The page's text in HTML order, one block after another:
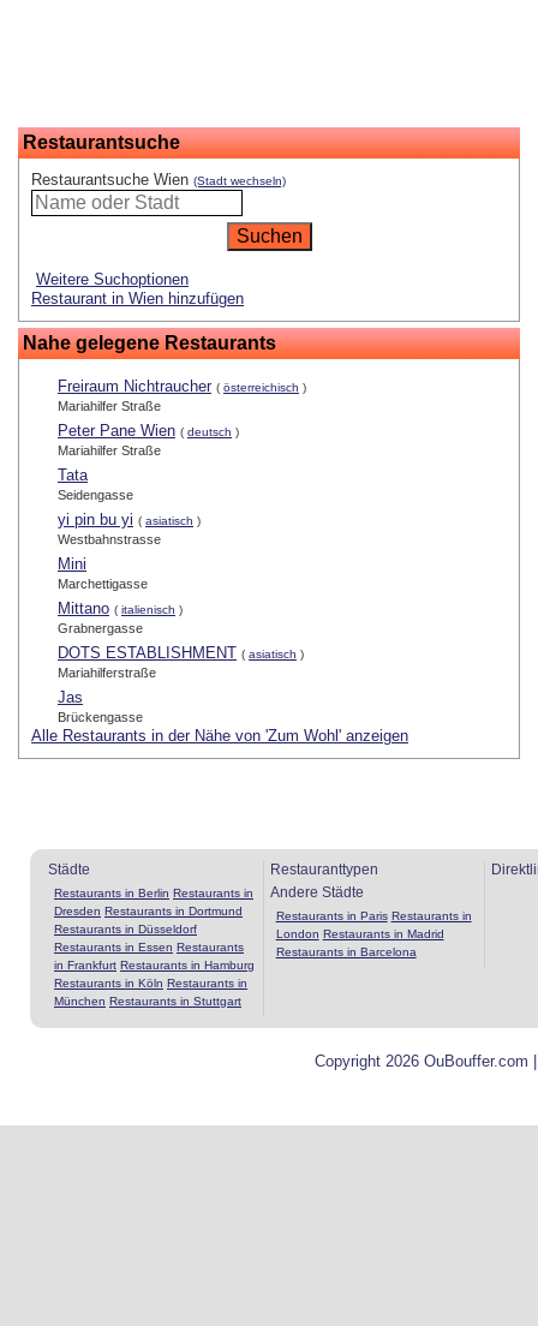
Restaurantsuche
Restaurantsuche Wien (Stadt wechseln)
Weitere Suchoptionen
Restaurant in Wien hinzufügen
Nahe gelegene Restaurants
Freiraum Nichtraucher ( österreichisch )
Mariahilfer Straße
Peter Pane Wien ( deutsch )
Mariahilfer Straße
Tata
Seidengasse
yi pin bu yi ( asiatisch )
Westbahnstrasse
Mini
Marchettigasse
Mittano ( italienisch )
Grabnergasse
DOTS ESTABLISHMENT ( asiatisch )
Mariahilferstraße
Jas
Brückengasse
Alle Restaurants in der Nähe von 'Zum Wohl' anzeigen
Städte
Restaurants in Berlin Restaurants in
Dresden Restaurants in Dortmund
Restaurants in Düsseldorf
Restaurants in Essen Restaurants
in Frankfurt Restaurants in Hamburg
Restaurants in Köln Restaurants in
München Restaurants in Stuttgart
Restauranttypen
Andere Städte
Restaurants in Paris Restaurants in
London Restaurants in Madrid
Restaurants in Barcelona
Copyright 2026 OuBouffer.com